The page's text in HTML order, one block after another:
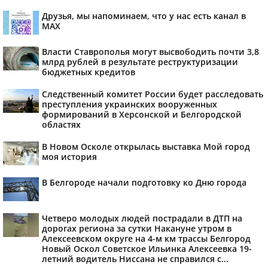
Друзья, мы напоминаем, что у нас есть канал в
МАХ
Власти Ставрополья могут высвободить почти 3,8
млрд рублей в результате реструктуризации
бюджетных кредитов
Следственный комитет России будет расследовать
преступления украинских вооруженных
формирований в Херсонской и Белгородской
областях
В Новом Осколе открылась выставка Мой город
моя история
В Белгороде начали подготовку ко Дню города
Четверо молодых людей пострадали в ДТП на
дорогах региона за сутки Накануне утром в
Алексеевском округе на 4-м км трассы Белгород
Новый Оскол Советское Ильинка Алексеевка 19-
летний водитель Ниссана не справился с...